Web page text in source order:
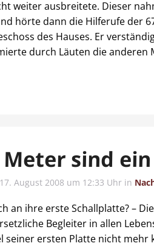
weiter ausbreitete. Dieser
hörte dann die Hilferufe der
des Hauses. Er
durch Läuten die anderen
sind
17. August 2008 um 12:33 Uhr in
an ihre erste Schallplatte? –
Begleiter in allen
seiner ersten Platte nicht mehr